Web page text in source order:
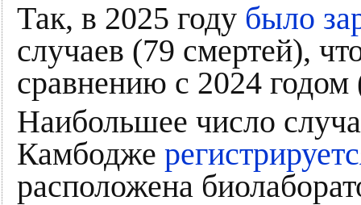
Так, в 2025 году было
случаев (79 смертей),
сравнению с 2024 годом
Наибольшее число
Камбодже
расположена